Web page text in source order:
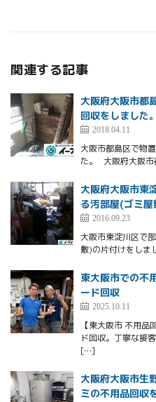
関連する記事
大阪府大阪市都
回収をしました。
2018.04.11
大阪市都島区で物
た。 大阪府大阪
大阪府大阪市東
る汚部屋(ゴミ屋
2016.09.23
大阪市東淀川区で
敷)の片付けをし
東大阪市での不
ード回収
2025.10.11
【東大阪市 不用
ド回収。丁寧な接
[…]
大阪府大阪市生
ミの不用品回収